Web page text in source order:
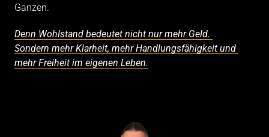
Denn Wohlstand bedeutet nicht nur mehr Geld.
Sondern mehr Klarheit, mehr Handlungsfähigkeit
mehr Freiheit im eigenen Leben.